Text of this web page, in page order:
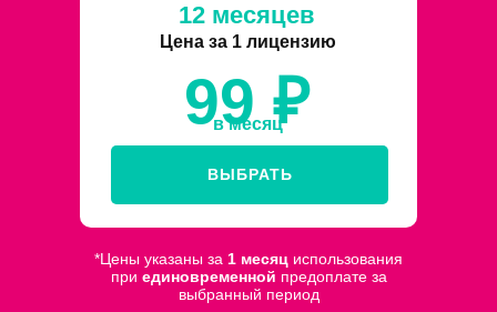
*Цены указаны за 1 месяц использования
при единовременной предоплате за
выбранный период
ВЫБРАТЬ
в месяц
12 месяцев
99 ₽
Цена за 1 лицензию